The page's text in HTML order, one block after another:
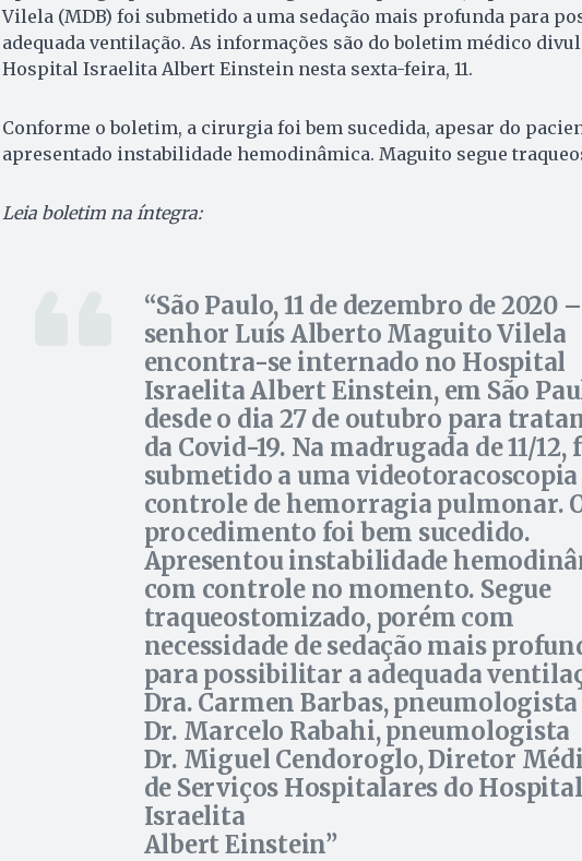
Vilela (MDB) foi submetido a uma sedação mais profunda para
adequada ventilação. As informações são do boletim médico
Hospital Israelita Albert Einstein nesta sexta-feira, 11.
Conforme o boletim, a cirurgia foi bem sucedida, apesar do
apresentado instabilidade hemodinâmica. Maguito segue
Leia boletim na íntegra:
São Paulo, 11 de dezembro de 2020
senhor Luís Alberto Maguito Vilela
encontra-se internado no Hospital
Israelita Albert Einstein, em São
desde o dia 27 de outubro para
da Covid-19. Na madrugada de 11/12,
submetido a uma videotoracoscopia
controle de hemorragia pulmonar.
procedimento foi bem sucedido.
Apresentou instabilidade
com controle no momento. Segue
traqueostomizado, porém com
necessidade de sedação mais
para possibilitar a adequada
Dra. Carmen Barbas, pneumologista
Dr. Marcelo Rabahi, pneumologista
Dr. Miguel Cendoroglo, Diretor
de Serviços Hospitalares do Hospital
Israelita
Albert Einstein